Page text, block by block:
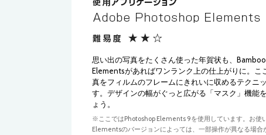
思い出の写真をたくさん使った年賀状も、
Elementsがあればワンランク上の仕上がりに。こ
真をフィルムのフレームにきれいに収めるテクニ
す。デザインの幅がぐっと広がる「マスク」機能
ょう。
※ここではPhotoshop Elements 9を使用しています。お使
Elementsのバージョンによっては、一部操作が異なる場合